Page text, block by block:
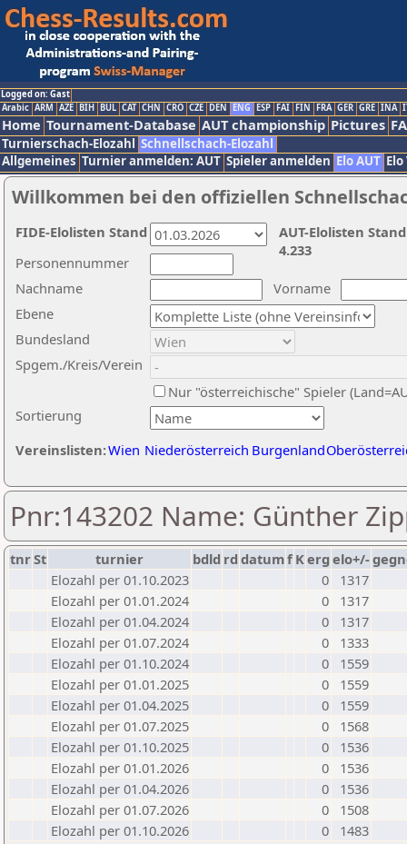
Logged on: Gast
Arabic ARM AZE BIH BUL CAT CHN CRO CZE DEN ENG ESP FAI FIN FRA GER GRE INA
Home Tournament-Database AUT championship Pictures
Turnierschach-Elozahl Schnellschach-Elozahl
Allgemeines Turnier anmelden: AUT Spieler anmelden Elo AUT
Willkommen bei den offiziellen
Nachname
Vorname
Ebene
Sortierung
Personennummer
Bundesland
Spgem./Kreis/Verein
Nur "österreichische" Spieler
Vereinslisten:Wien Niederösterreich Burgenland
AUT-Elolisten
4.233
FIDE-Elolisten Stand
Pnr:143202 Name: Günther
tnrSt turnier bdld rd datumf Kerg elo+/-
Elozahl per 01.10.2023
0
1317
Elozahl per 01.01.2024
0
1317
Elozahl per 01.04.2024
0
1317
Elozahl per 01.07.2024
0
1333
Elozahl per 01.10.2024
0
1559
Elozahl per 01.01.2025
0
1559
Elozahl per 01.04.2025
0
1559
Elozahl per 01.07.2025
0
1568
Elozahl per 01.10.2025
0
1536
Elozahl per 01.01.2026
0
1536
Elozahl per 01.04.2026
0
1536
Elozahl per 01.07.2026
0
1508
Elozahl per 01.10.2026
0 1483